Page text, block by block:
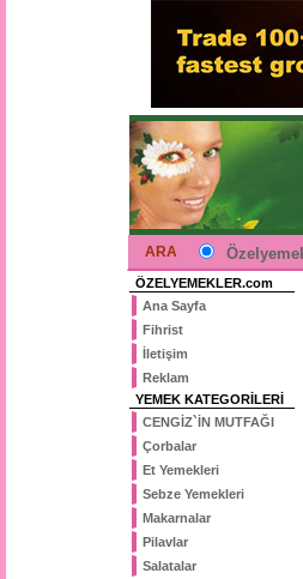
ARA
ÖZELYEMEKLER.com
Ana Sayfa
Fihrist
İletişim
Reklam
YEMEK KATEGORİLERİ
CENGİZ`İN MUTFAĞI
Çorbalar
Et Yemekleri
Sebze Yemekleri
Makarnalar
Pilavlar
Salatalar